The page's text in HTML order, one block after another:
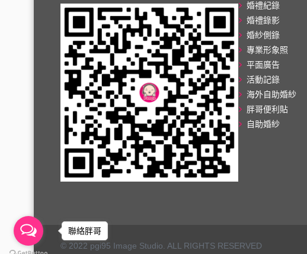
婚禮紀錄
婚禮錄影
婚紗側錄
專業形象照
平面廣告
活動記錄
海外自助婚紗
胖哥便利貼
自助婚紗
© 2022 pgi95 Image Studio. ALL RIGHTS RESERVED
聯絡胖哥